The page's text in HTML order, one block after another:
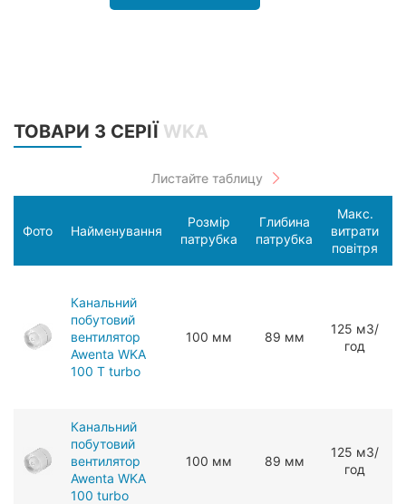
ТОВАРИ З СЕРІЇ WKA
Фото Найменування
Розмір
патрубка
Глибина
патрубка
Макс.
витрати
повітря
Канальний
побутовий
вентилятор
Awenta WKA
100 T turbo
100 мм 89 мм
125 мЗ/
год
Канальний
побутовий
вентилятор
Awenta WKA
100 turbo
100 мм 89 мм
125 мЗ/
год